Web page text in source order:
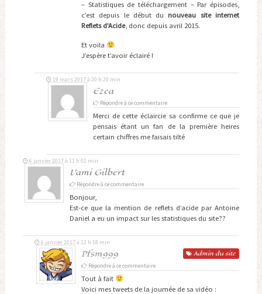
– Statistiques de téléchargement – Par épisodes,
c’est depuis le début dunouveau site internet
Reflets d’Acide, donc depuis avril 2015.
Et voila
J’espère t’avoir éclairé !
Ezea
19 mars 2017 à 20 h 20 min
Répondre à ce commentaire
Merci de cette éclaircie sa confirme ce que je
pensais étant un fan de la première heires
certain chiffres me faisais tilté
L'ami Gilbert
6 janvier 2017 à 11 h 02 min
Répondre à ce commentaire
Bonjour,
Est-ce que la mention de reflets d’acide par Antoine
Daniel a eu un impact sur les statistiques du site??
Pfsm999 Admin du site
6 janvier 2017 à 12 h 18 min
Répondre à ce commentaire
Tout à fait
Voici mes tweets de la journée de sa vidéo :